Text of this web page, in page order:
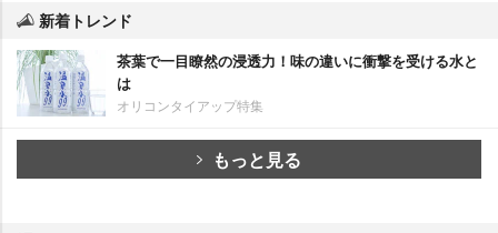
新着トレンド
茶葉で一目瞭然の浸透力！味の違いに衝撃を受ける水と
は
オリコンタイアップ特集
もっと見る